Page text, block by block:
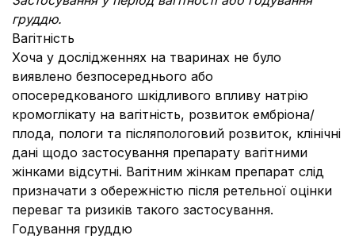
груддю.
Вагітність
Хоча у дослідженнях на тваринах не було
виявлено безпосереднього або
опосередкованого шкідливого впливу натрію
кромоглікату на вагітність, розвиток ембріона/
плода, пологи та післяпологовий розвиток, клінічні
дані щодо застосування препарату вагітними
жінками відсутні. Вагітним жінкам препарат слід
призначати з обережністю після ретельної оцінки
переваг та ризиків такого застосування.
Годування груддю